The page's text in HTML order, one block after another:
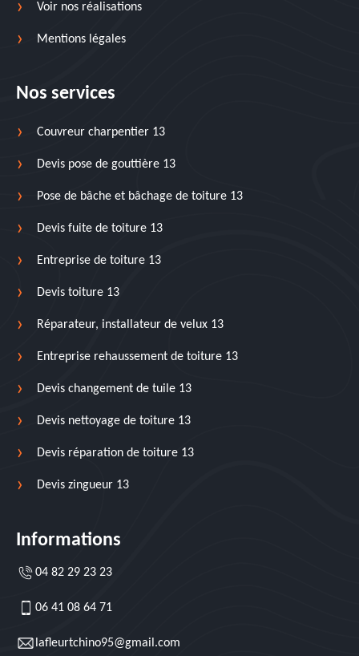
Voir nos réalisations
Mentions légales
Nos services
Couvreur charpentier 13
Devis pose de gouttière 13
Pose de bâche et bâchage de toiture 13
Devis fuite de toiture 13
Entreprise de toiture 13
Devis toiture 13
Réparateur, installateur de velux 13
Entreprise rehaussement de toiture 13
Devis changement de tuile 13
Devis nettoyage de toiture 13
Devis réparation de toiture 13
Devis zingueur 13
Informations
04 82 29 23 23
06 41 08 64 71
lafleurtchino95@gmail.com